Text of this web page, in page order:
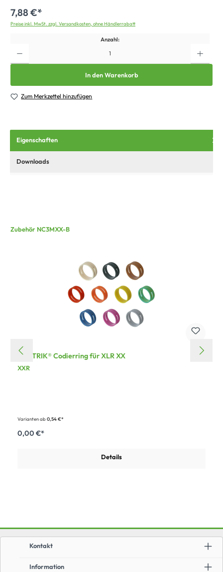
7,88 €*
Preise inkl. MwSt. zzgl. Versandkosten, ohne Händlerrabatt
Anzahl:
In den Warenkorb
Zum Merkzettel hinzufügen
Eigenschaften
Downloads
Zubehör NC3MXX-B
NEUTRIK® Codierring für XLR XX
XXR
Varianten ab0,54 €*
0,00 €*
Details
Information
Kontakt